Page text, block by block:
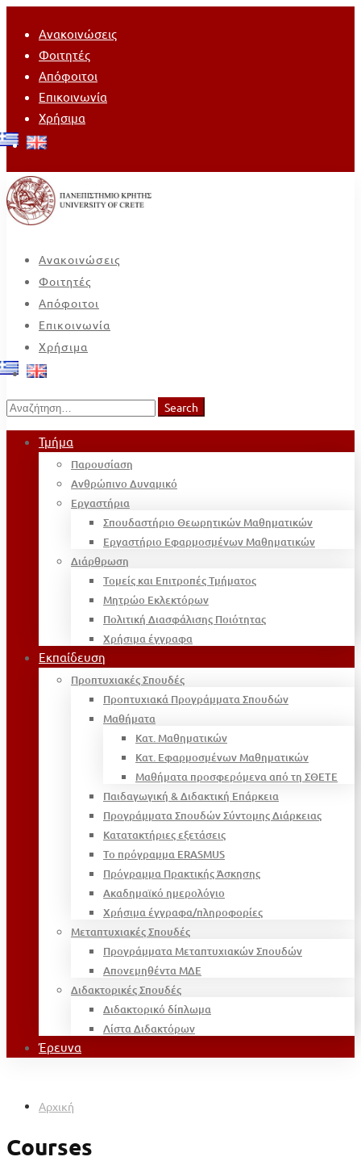
Ανακοινώσεις
Φοιτητές
Απόφοιτοι
Επικοινωνία
Χρήσιμα
Ανακοινώσεις
Φοιτητές
Απόφοιτοι
Επικοινωνία
Χρήσιμα
Search
for:
Search
Τμήμα
Παρουσίαση
Ανθρώπινο Δυναμικό
Εργαστήρια
Σπουδαστήριο Θεωρητικών Μαθηματικών
Εργαστήριο Εφαρμοσμένων Μαθηματικών
Διάρθρωση
Τομείς και Επιτροπές Τμήματος
Μητρώο Εκλεκτόρων
Πολιτική Διασφάλισης Ποιότητας
Χρήσιμα έγγραφα
Εκπαίδευση
Προπτυχιακές Σπουδές
Προπτυχιακά Προγράμματα Σπουδών
Μαθήματα
Κατ. Μαθηματικών
Κατ. Εφαρμοσμένων Μαθηματικών
Μαθήματα προσφερόμενα από τη ΣΘΕΤΕ
Παιδαγωγική & Διδακτική Επάρκεια
Προγράμματα Σπουδών Σύντομης Διάρκειας
Κατατακτήριες εξετάσεις
Το πρόγραμμα ERASMUS
Πρόγραμμα Πρακτικής Άσκησης
Ακαδημαϊκό ημερολόγιο
Χρήσιμα έγγραφα/πληροφορίες
Μεταπτυχιακές Σπουδές
Προγράμματα Μεταπτυχιακών Σπουδών
Απονεμηθέντα ΜΔΕ
Διδακτορικές Σπουδές
Διδακτορικό δίπλωμα
Λίστα Διδακτόρων
Έρευνα
Αρχική
Courses